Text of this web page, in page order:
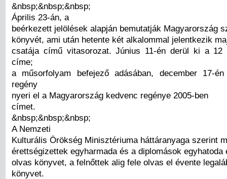
&nbsp;&nbsp;&nbsp;
Április 23-án, a
beérkezett jelölések alapján bemutatják Magyarország
könyvét, ami után hetente két alkalommal jelentkezik
csatája című vitasorozat. Június 11-én derül ki a 12
címe;
a műsorfolyam befejező adásában, december 17-
regény
nyeri el a Magyarország kedvenc regénye 2005-ben
címet.
&nbsp;&nbsp;&nbsp;
A Nemzeti
Kulturális Örökség Minisztériuma háttáranyaga szerint
érettségizettek egyharmada és a diplomások egyhatoda
olvas könyvet, a felnőttek alig fele olvas el évente
könyvet.